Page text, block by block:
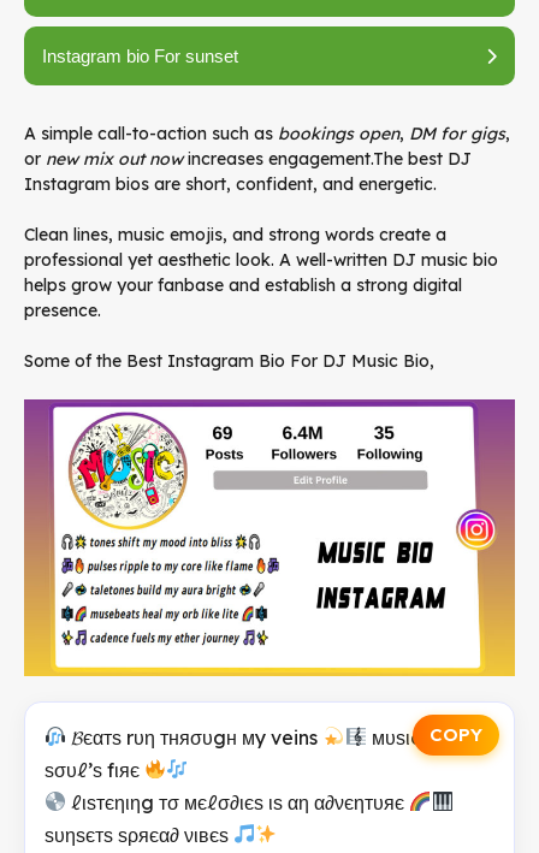
Instagram bio For sunset
A simple call-to-action such as bookings open, DM for gigs,
or new mix out nowincreases engagement.The best DJ
Instagram bios are short, confident, and energetic.
Clean lines, music emojis, and strong words create a
professional yet aesthetic look. A well-written DJ music bio
helps grow your fanbase and establish a strong digital
presence.
Some of the Best Instagram Bio For DJ Music Bio,
COPY
𝓑єαтѕ rυη тняσυgн мy veins
мυѕιc ιѕ мy
ѕσυℓ’ѕ fιяє
ℓιѕтєηιηg тσ мєℓσ∂ιєѕ ιѕ αη α∂νєηтυяє
ѕυηѕєтѕ ѕρяєα∂ νιвєѕ